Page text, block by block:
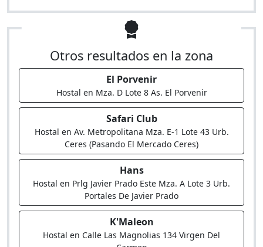
Otros resultados en la zona
El Porvenir
Hostal en Mza. D Lote 8 As. El Porvenir
Safari Club
Hostal en Av. Metropolitana Mza. E-1 Lote 43 Urb.
Ceres (Pasando El Mercado Ceres)
Hans
Hostal en Prlg Javier Prado Este Mza. A Lote 3 Urb.
Portales De Javier Prado
K'Maleon
Hostal en Calle Las Magnolias 134 Virgen Del